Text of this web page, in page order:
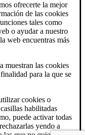
ofrecerte la mejor
de las cookies
tales como
o ayudar a nuestro
web encuentras más
muestran las cookies
para la que se
cookies o
habilitadas
puede activar todas
yendo a